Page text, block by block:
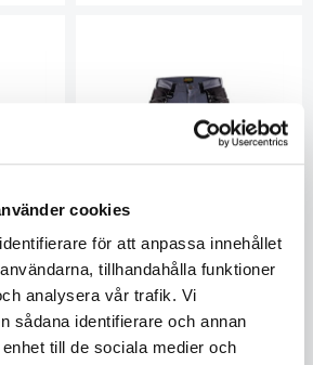
cookies
för att anpassa innehållet
tillhandahålla funktioner
analysera vår trafik. Vi
sådana identifierare och annan
till de sociala medier och
Hantverksbyxa X1500